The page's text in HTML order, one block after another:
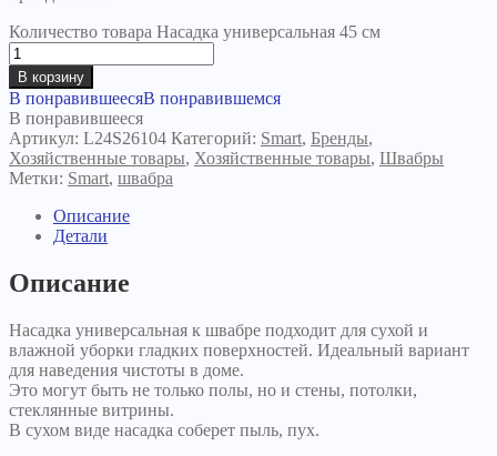
Количество товара Насадка универсальная 45 см
В корзину
В понравившеесяВ понравившемся
В понравившееся
Артикул: L24S26104 Категорий: Smart, Бренды,
Хозяйственные товары, Хозяйственные товары, Швабры
Метки: Smart, швабра
Описание
Детали
Описание
Насадка универсальная к швабре подходит для сухой и
влажной уборки гладких поверхностей. Идеальный вариант
для наведения чистоты в доме.
Это могут быть не только полы, но и стены, потолки,
стеклянные витрины.
В сухом виде насадка соберет пыль, пух.